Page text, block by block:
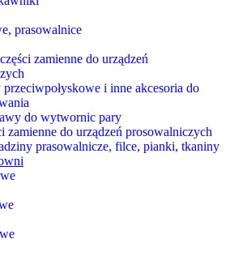
prasowalnice
zamienne do urządzeń
przeciwpołyskowe i inne akcesoria do
do wytwornic pary
zamienne do urządzeń prosowalniczych
prasowalnicze, filce, pianki, tkaniny